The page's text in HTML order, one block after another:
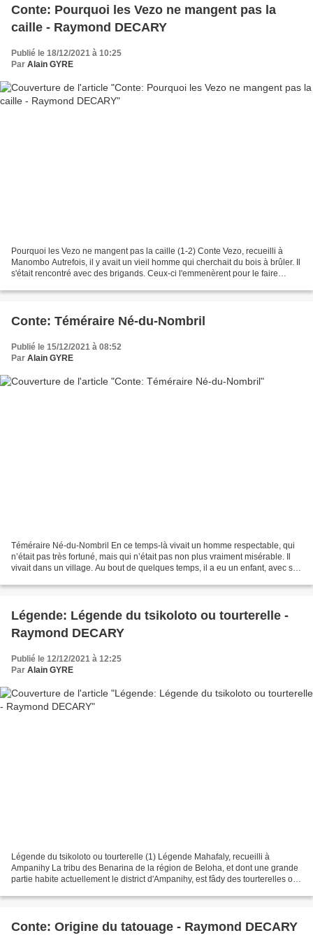
Conte: Pourquoi les Vezo ne mangent pas la
caille - Raymond DECARY
Publié le 18/12/2021 à 10:25
Par Alain GYRE
Pourquoi les Vezo ne mangent pas la caille (1-2) Conte Vezo, recueilli à
Manombo Autrefois, il y avait un vieil homme qui cherchait du bois à brûler. Il
s'était rencontré avec des brigands. Ceux-ci l'emmenèrent pour le faire
Conte: Téméraire Né-du-Nombril
Publié le 15/12/2021 à 08:52
Par Alain GYRE
Téméraire Né-du-Nombril En ce temps-là vivait un homme respectable, qui
n’était pas très fortuné, mais qui n’était pas non plus vraiment misérable. Il
vivait dans un village. Au bout de quelques temps, il a eu un enfant, avec sa
Légende: Légende du tsikoloto ou tourterelle -
Raymond DECARY
Publié le 12/12/2021 à 12:25
Par Alain GYRE
Légende du tsikoloto ou tourterelle (1) Légende Mahafaly, recueilli à
Ampanihy La tribu des Benarina de la région de Beloha, et dont une grande
partie habite actuellement le district d'Ampanihy, est fâdy des tourterelles ou
Conte: Origine du tatouage - Raymond DECARY